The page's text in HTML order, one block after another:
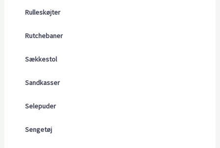
Rulleskøjter
Rutchebaner
Sækkestol
Sandkasser
Selepuder
Sengetøj